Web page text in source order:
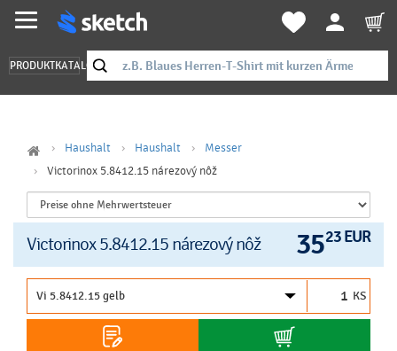
PRODUKTKATALOG
Haushalt Haushalt
Messer
Victorinox 5.8412.15 nárezový nôž
Victorinox 5.8412.15 nárezový nôž 3523 EUR
KS